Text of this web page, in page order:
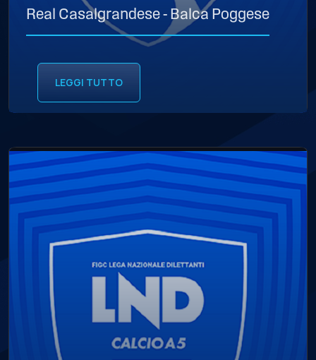
Real Casalgrandese - Balca Poggese
LEGGI TUTTO